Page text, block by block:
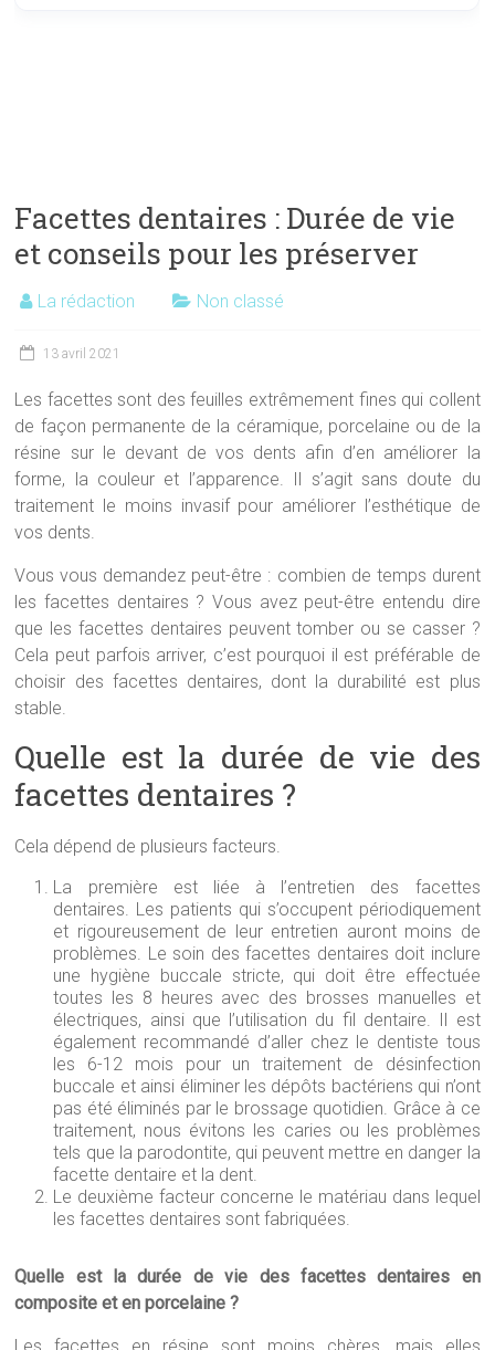
Facettes dentaires : Durée de vie
et conseils pour les préserver
La rédaction Non classé
13 avril 2021
Les facettes sont des feuilles extrêmement fines qui collent
de façon permanente de la céramique, porcelaine ou de la
résine sur le devant de vos dents afin d’en améliorer la
forme, la couleur et l’apparence. Il s’agit sans doute du
traitement le moins invasif pour améliorer l’esthétique de
vos dents.
Vous vous demandez peut-être : combien de temps durent
les facettes dentaires ? Vous avez peut-être entendu dire
que les facettes dentaires peuvent tomber ou se casser ?
Cela peut parfois arriver, c’est pourquoi il est préférable de
choisir des facettes dentaires, dont la durabilité est plus
stable.
Quelle est la durée de vie des
facettes dentaires ?
Cela dépend de plusieurs facteurs.
La première est liée à l’entretien des facettes
dentaires. Les patients qui s’occupent périodiquement
et rigoureusement de leur entretien auront moins de
problèmes. Le soin des facettes dentaires doit inclure
une hygiène buccale stricte, qui doit être effectuée
toutes les 8 heures avec des brosses manuelles et
électriques, ainsi que l’utilisation du fil dentaire. Il est
également recommandé d’aller chez le dentiste tous
les 6-12 mois pour un traitement de désinfection
buccale et ainsi éliminer les dépôts bactériens qui n’ont
pas été éliminés par le brossage quotidien. Grâce à ce
traitement, nous évitons les caries ou les problèmes
tels que la parodontite, qui peuvent mettre en danger la
facette dentaire et la dent.
Le deuxième facteur concerne le matériau dans lequel
les facettes dentaires sont fabriquées.
Quelle est la durée de vie des facettes dentaires en
composite et en porcelaine ?
Les facettes en résine sont moins chères, mais elles